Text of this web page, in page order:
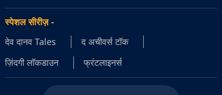
स्पेशल सीरीज़-
देव दानव Tales
द अचीवर्स टॉक
ज़िंदगी लॉकडाउन
फ्रंटलाइनर्स